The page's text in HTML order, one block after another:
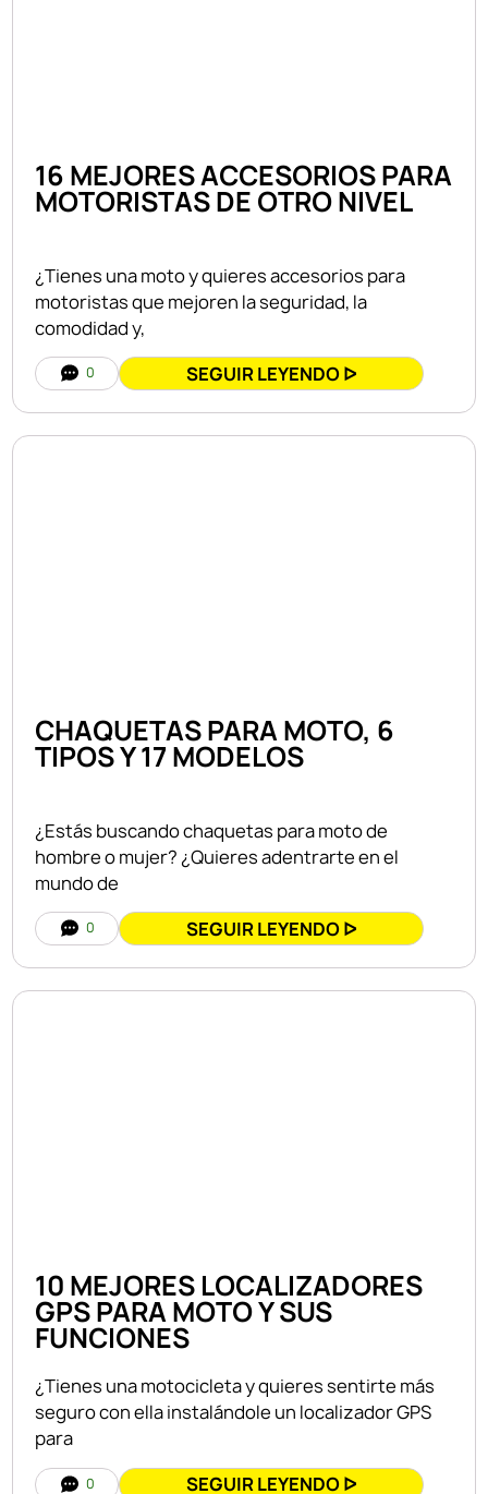
16 MEJORES ACCESORIOS PARA
MOTORISTAS DE OTRO NIVEL
¿Tienes una moto y quieres accesorios para
motoristas que mejoren la seguridad, la
comodidad y,
0 SEGUIR LEYENDO ᐅ
CHAQUETAS PARA MOTO, 6
TIPOS Y 17 MODELOS
¿Estás buscando chaquetas para moto de
hombre o mujer? ¿Quieres adentrarte en el
mundo de
0 SEGUIR LEYENDO ᐅ
10 MEJORES LOCALIZADORES
GPS PARA MOTO Y SUS
FUNCIONES
¿Tienes una motocicleta y quieres sentirte más
seguro con ella instalándole un localizador GPS
para
0 SEGUIR LEYENDO ᐅ